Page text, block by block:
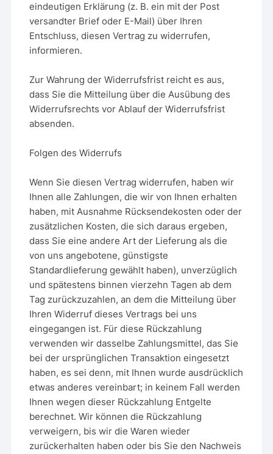
eindeutigen Erklärung (z. B. ein mit der Post
versandter Brief oder E-Mail) über Ihren
Entschluss, diesen Vertrag zu widerrufen,
informieren.
Zur Wahrung der Widerrufsfrist reicht es aus,
dass Sie die Mitteilung über die Ausübung des
Widerrufsrechts vor Ablauf der Widerrufsfrist
absenden.
Folgen des Widerrufs
Wenn Sie diesen Vertrag widerrufen, haben wir
Ihnen alle Zahlungen, die wir von Ihnen erhalten
haben, mit Ausnahme Rücksendekosten oder der
zusätzlichen Kosten, die sich daraus ergeben,
dass Sie eine andere Art der Lieferung als die
von uns angebotene, günstigste
Standardlieferung gewählt haben), unverzüglich
und spätestens binnen vierzehn Tagen ab dem
Tag zurückzuzahlen, an dem die Mitteilung über
Ihren Widerruf dieses Vertrags bei uns
eingegangen ist. Für diese Rückzahlung
verwenden wir dasselbe Zahlungsmittel, das Sie
bei der ursprünglichen Transaktion eingesetzt
haben, es sei denn, mit Ihnen wurde ausdrücklich
etwas anderes vereinbart; in keinem Fall werden
Ihnen wegen dieser Rückzahlung Entgelte
berechnet. Wir können die Rückzahlung
verweigern, bis wir die Waren wieder
zurückerhalten haben oder bis Sie den Nachweis